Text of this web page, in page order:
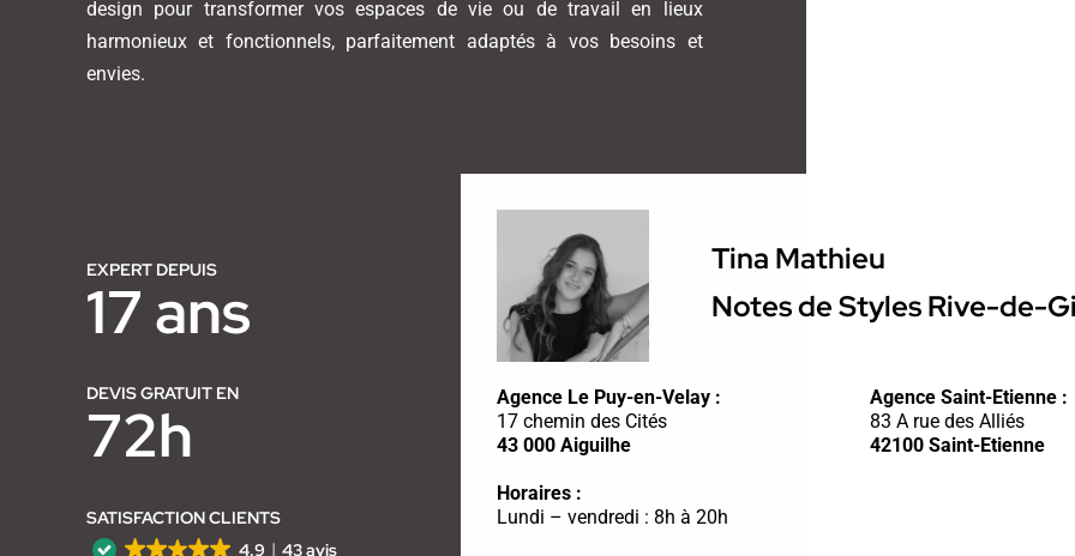
design pour transformer vos espaces de vie ou de travail en lieux
harmonieux et fonctionnels, parfaitement adaptés à vos besoins et
envies.
EXPERT DEPUIS
17 ans
DEVIS GRATUIT EN
72h
SATISFACTION CLIENTS
4.9
43 avis
Tina Mathieu
Notes de Styles Rive-de-
Agence Le Puy-en-Velay :
17 chemin des Cités
43 000 Aiguilhe
Horaires :
Lundi – vendredi : 8h à 20h
Agence Saint-Etienne :
83 A rue des Alliés
42100 Saint-Etienne